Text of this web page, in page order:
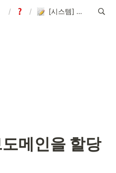
/ FAQ
/ [시스템] 서브도메인을 할당할수 없어요
메인을 할당